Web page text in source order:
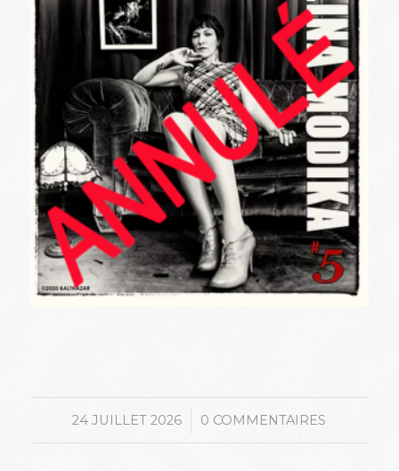
24 JUILLET 2026
/ 0 COMMENTAIRES